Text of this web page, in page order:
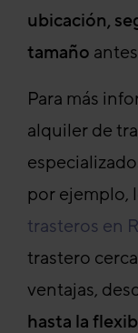
ubicación,
tamaño
Para más
alquiler de
por ejemplo,
trasteros en
trastero
ventajas,
hasta la